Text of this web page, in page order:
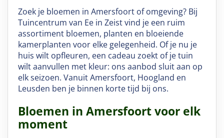
Zoek je bloemen in Amersfoort of omgeving? Bij
Tuincentrum van Ee in Zeist vind je een ruim
assortiment bloemen, planten en bloeiende
kamerplanten voor elke gelegenheid. Of je nu je
huis wilt opfleuren, een cadeau zoekt of je tuin
wilt aanvullen met kleur: ons aanbod sluit aan op
elk seizoen. Vanuit Amersfoort, Hoogland en
Leusden ben je binnen korte tijd bij ons.
Bloemen in Amersfoort voor elk
moment